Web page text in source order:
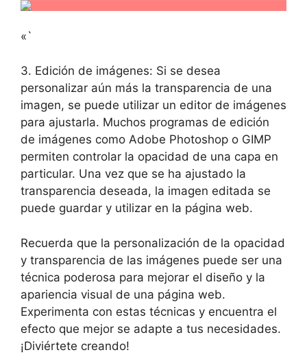
«`
3. Edición de imágenes: Si se desea
personalizar aún más la transparencia de una
imagen, se puede utilizar un editor de imágenes
para ajustarla. Muchos programas de edición
de imágenes como Adobe Photoshop o GIMP
permiten controlar la opacidad de una capa en
particular. Una vez que se ha ajustado la
transparencia deseada, la imagen editada se
puede guardar y utilizar en la página web.
Recuerda que la personalización de la opacidad
y transparencia de las imágenes puede ser una
técnica poderosa para mejorar el diseño y la
apariencia visual de una página web.
Experimenta con estas técnicas y encuentra el
efecto que mejor se adapte a tus necesidades.
¡Diviértete creando!